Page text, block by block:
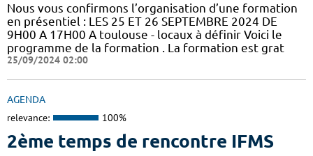
Nous vous confirmons l’organisation d’une formation
en présentiel : LES 25 ET 26 SEPTEMBRE 2024 DE
9H00 A 17H00 A toulouse - locaux à définir Voici le
programme de la formation . La formation est grat
25/09/2024 02:00
AGENDA
relevance: 100%
2ème temps de rencontre IFMS